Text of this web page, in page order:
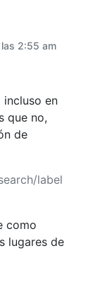
2:55 am
incluso en
que no,
de
label
como
lugares de